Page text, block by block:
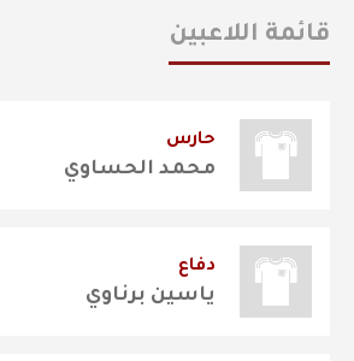
قائمة اللاعبين
حارس
محمد الحساوي
دفاع
ياسين برناوي